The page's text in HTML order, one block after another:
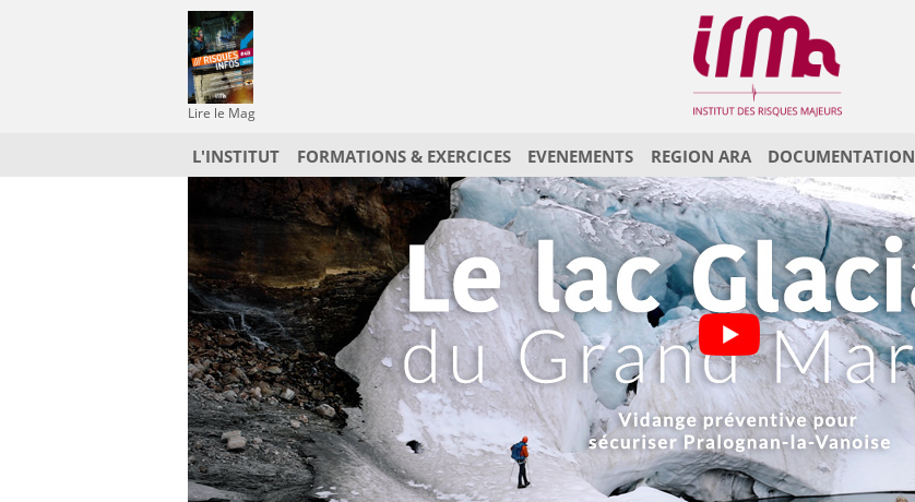
Lire le Mag
L'INSTITUT FORMATIONS & EXERCICES EVENEMENTS REGION ARA DOCUMENTATION